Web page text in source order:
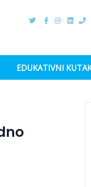
EDUKATIVNI